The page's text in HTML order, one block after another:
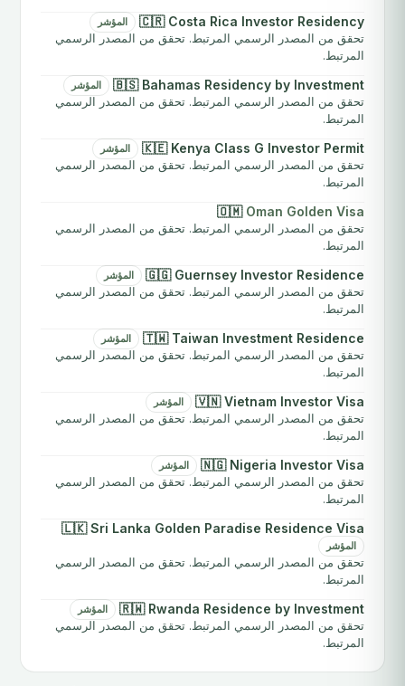
🇨🇷 Costa Rica Investor Residency المؤشر
تحقق من المصدر الرسمي المرتبط. تحقق من المصدر الرسمي
المرتبط.
🇧🇸 Bahamas Residency by Investment المؤشر
تحقق من المصدر الرسمي المرتبط. تحقق من المصدر الرسمي
المرتبط.
🇰🇪 Kenya Class G Investor Permit المؤشر
تحقق من المصدر الرسمي المرتبط. تحقق من المصدر الرسمي
المرتبط.
🇴🇲 Oman Golden Visa
تحقق من المصدر الرسمي المرتبط. تحقق من المصدر الرسمي
المرتبط.
🇬🇬 Guernsey Investor Residence المؤشر
تحقق من المصدر الرسمي المرتبط. تحقق من المصدر الرسمي
المرتبط.
🇹🇼 Taiwan Investment Residence المؤشر
تحقق من المصدر الرسمي المرتبط. تحقق من المصدر الرسمي
المرتبط.
🇻🇳 Vietnam Investor Visa المؤشر
تحقق من المصدر الرسمي المرتبط. تحقق من المصدر الرسمي
المرتبط.
🇳🇬 Nigeria Investor Visa المؤشر
تحقق من المصدر الرسمي المرتبط. تحقق من المصدر الرسمي
المرتبط.
🇱🇰 Sri Lanka Golden Paradise Residence Visa
المؤشر
تحقق من المصدر الرسمي المرتبط. تحقق من المصدر الرسمي
المرتبط.
🇷🇼 Rwanda Residence by Investment المؤشر
تحقق من المصدر الرسمي المرتبط. تحقق من المصدر الرسمي
المرتبط.